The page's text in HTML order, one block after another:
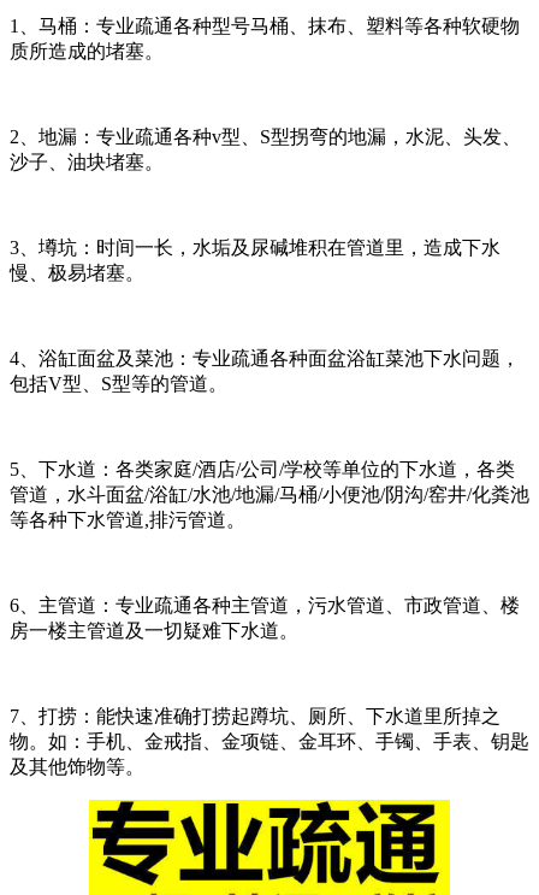
1、马桶：专业疏通各种型号马桶、抹布、塑料等各种软硬物
质所造成的堵塞。
2、地漏：专业疏通各种v型、S型拐弯的地漏，水泥、头发、
沙子、油块堵塞。
3、墫坑：时间一长，水垢及尿碱堆积在管道里，造成下水
慢、极易堵塞。
4、浴缸面盆及菜池：专业疏通各种面盆浴缸菜池下水问题，
包括V型、S型等的管道。
5、下水道：各类家庭/酒店/公司/学校等单位的下水道，各类
管道，水斗面盆/浴缸/水池/地漏/马桶/小便池/阴沟/窑井/化粪池
等各种下水管道,排污管道。
6、主管道：专业疏通各种主管道，污水管道、市政管道、楼
房一楼主管道及一切疑难下水道。
7、打捞：能快速准确打捞起蹲坑、厕所、下水道里所掉之
物。如：手机、金戒指、金项链、金耳环、手镯、手表、钥匙
及其他饰物等。